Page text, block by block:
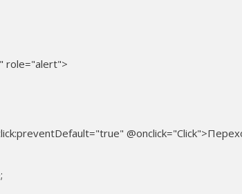
role="alert">